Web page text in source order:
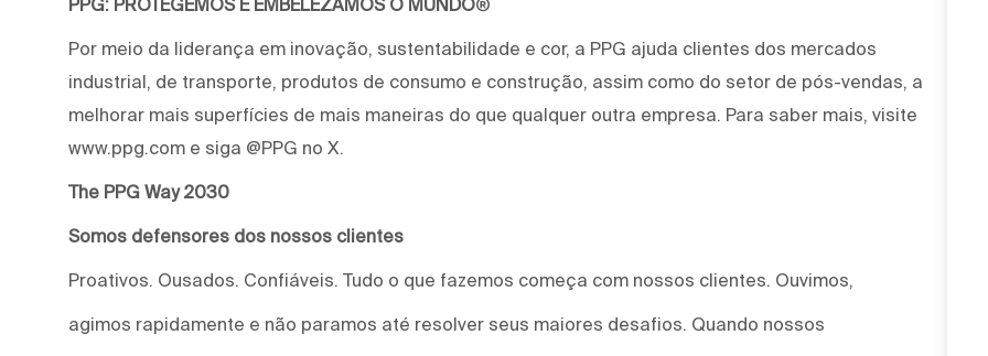
PPG: PROTEGEMOS E EMBELEZAMOS O MUNDO®
Por meio da liderança em inovação, sustentabilidade e cor, a PPG ajuda clientes dos mercados
industrial, de transporte, produtos de consumo e construção, assim como do setor de pós-vendas, a
melhorar mais superfícies de mais maneiras do que qualquer outra empresa. Para saber mais, visite
www.ppg.com e siga @PPG no X.
The PPG Way 2030
Somos defensores dos nossos clientes
Proativos. Ousados. Confiáveis. Tudo o que fazemos começa com nossos clientes. Ouvimos,
agimos rapidamente e não paramos até resolver seus maiores desafios. Quando nossos